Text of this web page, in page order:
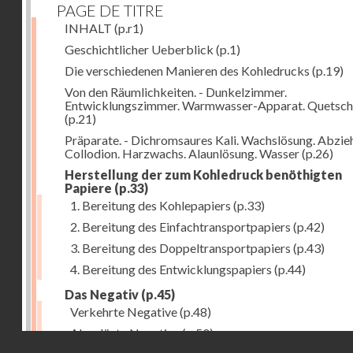
PAGE DE TITRE
INHALT (p.r1)
Geschichtlicher Ueberblick (p.1)
Die verschiedenen Manieren des Kohledrucks (p.19)
Von den Räumlichkeiten. - Dunkelzimmer.
Entwicklungszimmer. Warmwasser-Apparat.
(p.21)
Präparate. - Dichromsaures Kali. Wachslösung.
Collodion. Harzwachs. Alaunlösung. Wasser(p.26)
Herstellung der zum Kohledruck benöthigten
Papiere (p.33)
1. Bereitung des Kohlepapiers (p.33)
2. Bereitung des Einfachtransportpapiers (p.42)
3. Bereitung des Doppeltransportpapiers (p.43)
4. Bereitung des Entwicklungspapiers (p.44)
Das Negativ (p.45)
Verkehrte Negative(p.48)
Abgelöste Negative(p.50)